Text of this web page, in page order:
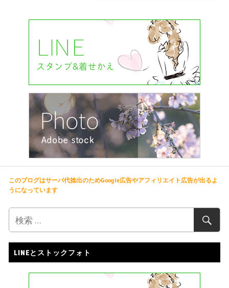
このブログはサーバ代捻出のためGoogle広告やアフィリエイト広告が出るよ
うになっています
LINEとストックフォト